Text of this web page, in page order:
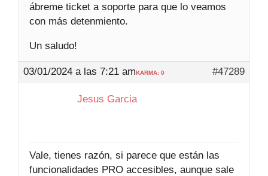
ábreme ticket a soporte para que lo veamos
con más detenmiento.
Un saludo!
03/01/2024 a las 7:21 am #47289
KARMA: 0
Jesus Garcia
Vale, tienes razón, si parece que están las
funcionalidades PRO accesibles, aunque sale